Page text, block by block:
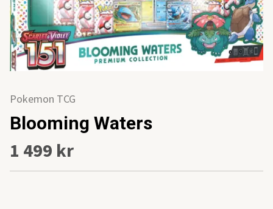
Pokemon TCG
Blooming Waters
1 499 kr